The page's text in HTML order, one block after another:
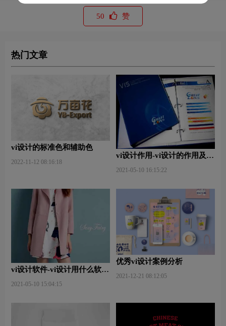
50 赞
热门文章
vi设计的标准色和辅助色
2022-11-12 08:16:18
vi设计作用-vi设计的作用及意
2021-05-10 16:15:22
vi设计软件-vi设计用什么软件
2021-05-10 15:04:15
优秀vi设计案例分析
2021-12-21 08:12:05